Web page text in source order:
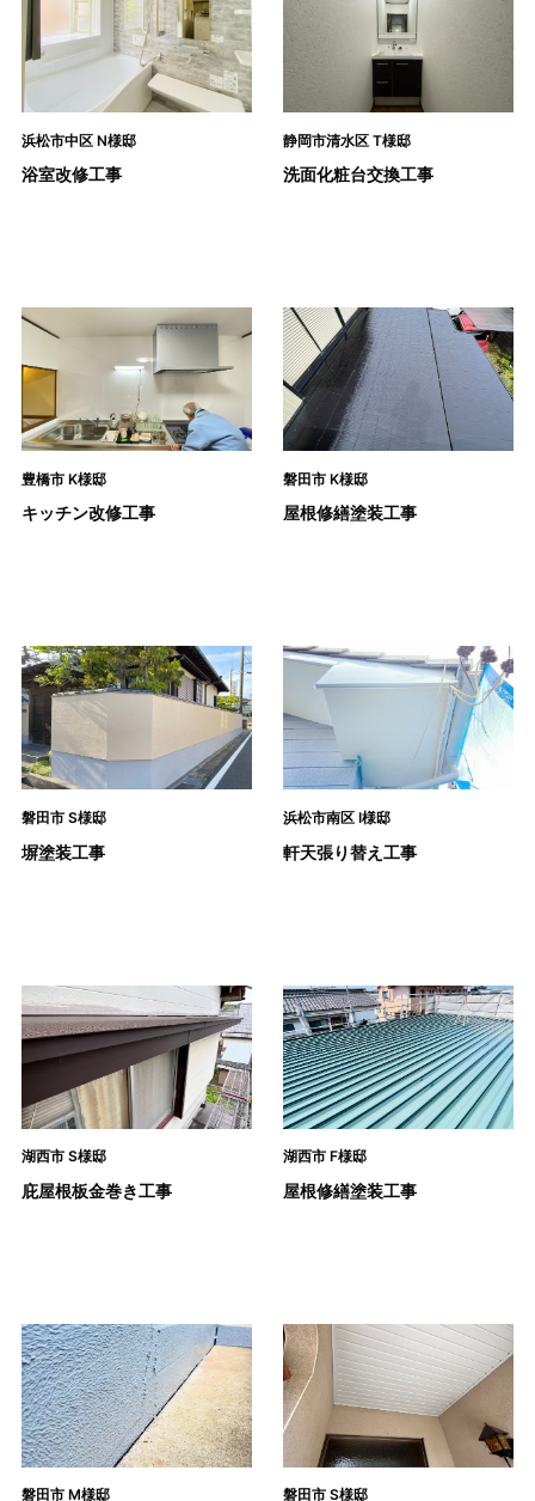
浜松市中区 N様邸
浴室改修工事
静岡市清水区 T様邸
洗面化粧台交換工事
豊橋市 K様邸
キッチン改修工事
磐田市 K様邸
屋根修繕塗装工事
磐田市 S様邸
塀塗装工事
浜松市南区 I様邸
軒天張り替え工事
湖西市 S様邸
庇屋根板金巻き工事
湖西市 F様邸
屋根修繕塗装工事
磐田市 M様邸 磐田市 S様邸